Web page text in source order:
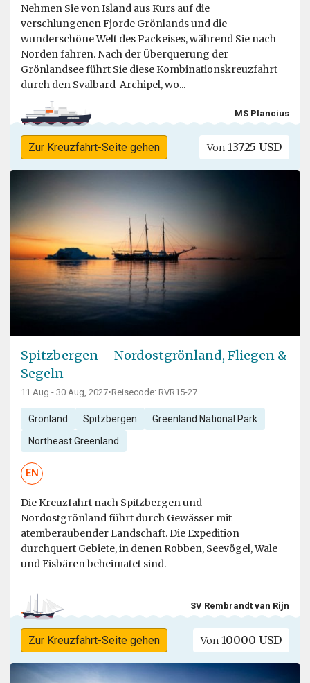
Nehmen Sie von Island aus Kurs auf die
verschlungenen Fjorde Grönlands und die
wunderschöne Welt des Packeises, während Sie nach
Norden fahren. Nach der Überquerung der
Grönlandsee führt Sie diese Kombinationskreuzfahrt
durch den Svalbard-Archipel, wo...
MS Plancius
Zur Kreuzfahrt-Seite gehen Von 13725 USD
Spitzbergen – Nordostgrönland, Fliegen &
Segeln
11 Aug - 30 Aug, 2027•Reisecode: RVR15-27
Grönland Spitzbergen Greenland National Park
Northeast Greenland
EN
Die Kreuzfahrt nach Spitzbergen und
Nordostgrönland führt durch Gewässer mit
atemberaubender Landschaft. Die Expedition
durchquert Gebiete, in denen Robben, Seevögel, Wale
und Eisbären beheimatet sind.
SV Rembrandt van Rijn
Zur Kreuzfahrt-Seite gehen Von 10000 USD